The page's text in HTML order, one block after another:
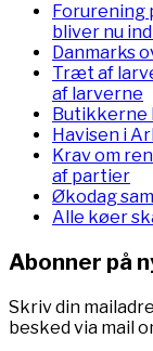
Forurening
bliver nu
Danmarks
Træt af
af larverne
Butikkerne
Havisen i
Krav om
af partier
Økodag
Alle køer
Abonner på
Skriv din
besked via mail